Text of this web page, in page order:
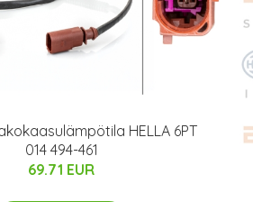
HELLA 6PT
014 494-461
69.71 EUR